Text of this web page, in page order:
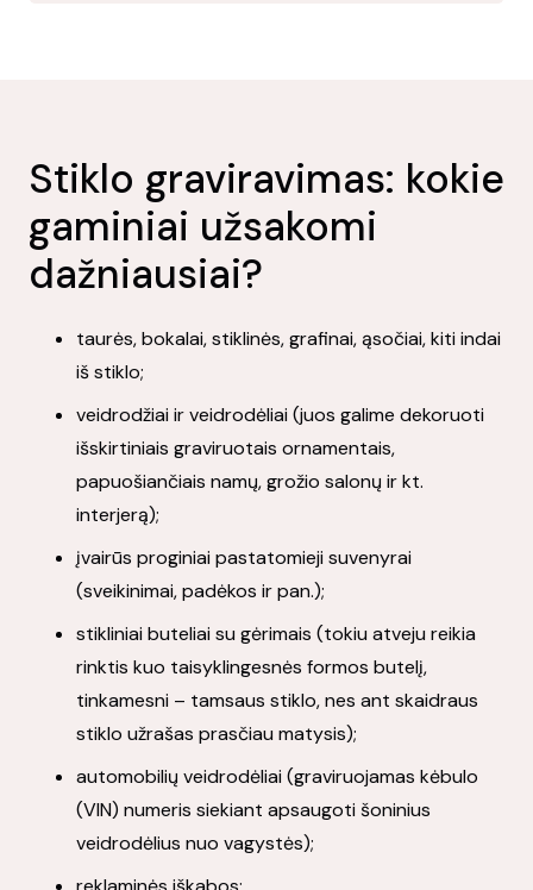
Stiklo graviravimas: kokie
gaminiai užsakomi
dažniausiai?
taurės, bokalai, stiklinės, grafinai, ąsočiai, kiti indai
iš stiklo;
veidrodžiai ir veidrodėliai (juos galime dekoruoti
išskirtiniais graviruotais ornamentais,
papuošiančiais namų, grožio salonų ir kt.
interjerą);
įvairūs proginiai pastatomieji suvenyrai
(sveikinimai, padėkos ir pan.);
stikliniai buteliai su gėrimais (tokiu atveju reikia
rinktis kuo taisyklingesnės formos butelį,
tinkamesni – tamsaus stiklo, nes ant skaidraus
stiklo užrašas prasčiau matysis);
automobilių veidrodėliai (graviruojamas kėbulo
(VIN) numeris siekiant apsaugoti šoninius
veidrodėlius nuo vagystės);